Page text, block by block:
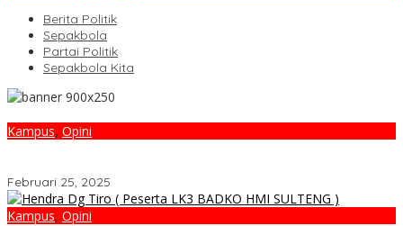
Berita Politik
Sepakbola
Partai Politik
Sepakbola Kita
Kampus, Opini
Februari 25, 2025
Kampus, Opini